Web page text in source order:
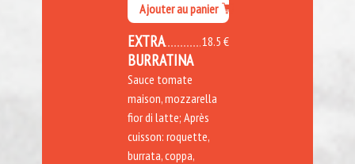
Ajouter au panier
18.5 €
EXTRA
BURRATINA
Sauce tomate
maison, mozzarella
fior di latte; Après
cuisson: roquette,
burrata, coppa,